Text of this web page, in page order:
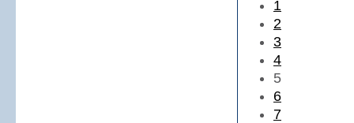
1
2
3
4
5
6
7